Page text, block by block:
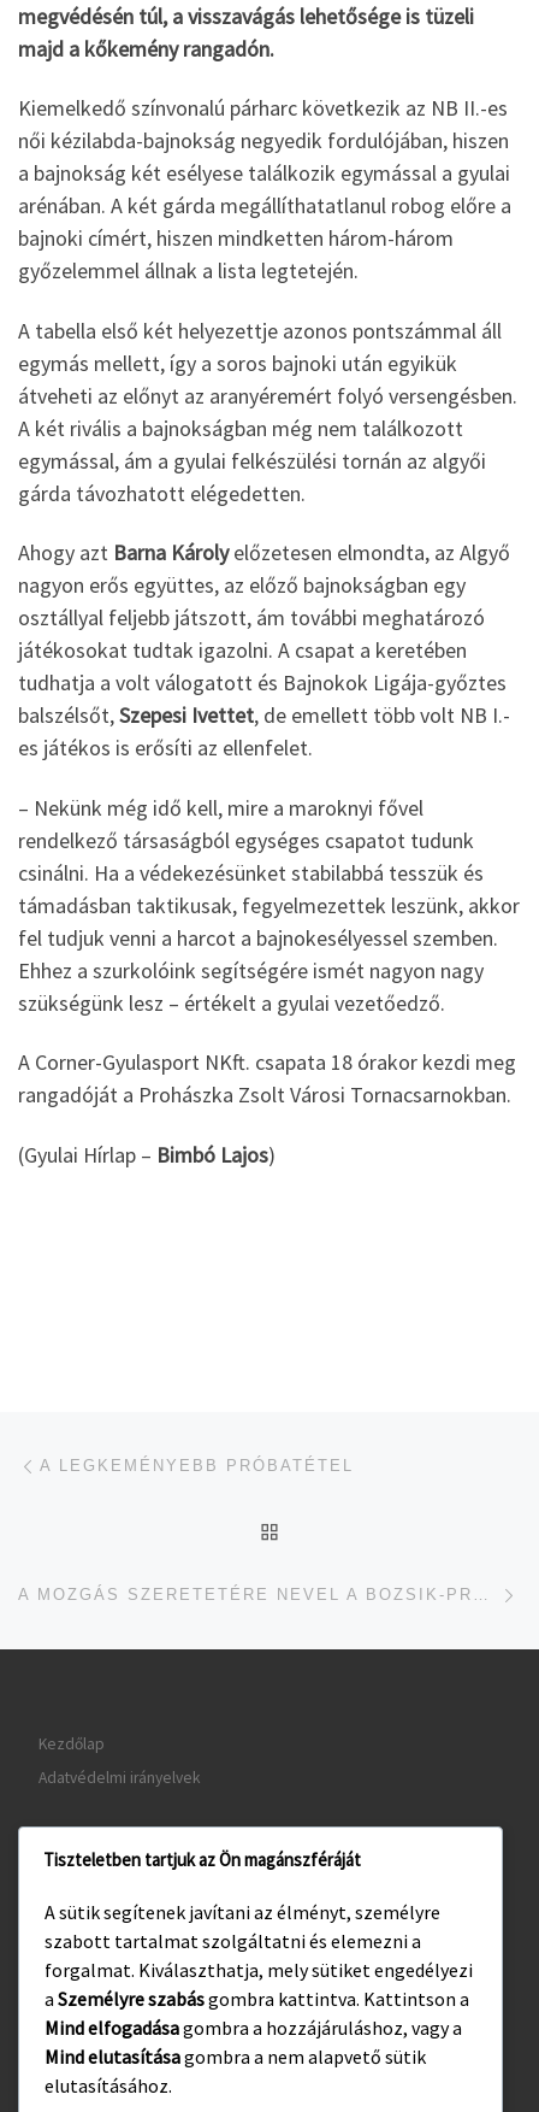
megvédésén túl, a visszavágás lehetősége is tüzeli
majd a kőkemény rangadón.
Kiemelkedő színvonalú párharc következik az NB II.-es
női kézilabda-bajnokság negyedik fordulójában, hiszen
a bajnokság két esélyese találkozik egymással a gyulai
arénában. A két gárda megállíthatatlanul robog előre a
bajnoki címért, hiszen mindketten három-három
győzelemmel állnak a lista legtetején.
A tabella első két helyezettje azonos pontszámmal áll
egymás mellett, így a soros bajnoki után egyikük
átveheti az előnyt az aranyéremért folyó versengésben.
A két rivális a bajnokságban még nem találkozott
egymással, ám a gyulai felkészülési tornán az algyői
gárda távozhatott elégedetten.
Ahogy azt Barna Károlyelőzetesen elmondta, az Algyő
nagyon erős együttes, az előző bajnokságban egy
osztállyal feljebb játszott, ám további meghatározó
játékosokat tudtak igazolni. A csapat a keretében
tudhatja a volt válogatott és Bajnokok Ligája-győztes
balszélsőt,Szepesi Ivettet, de emellett több volt NB I.-
es játékos is erősíti az ellenfelet.
– Nekünk még idő kell, mire a maroknyi fővel
rendelkező társaságból egységes csapatot tudunk
csinálni. Ha a védekezésünket stabilabbá tesszük és
támadásban taktikusak, fegyelmezettek leszünk, akkor
fel tudjuk venni a harcot a bajnokesélyessel szemben.
Ehhez a szurkolóink segítségére ismét nagyon nagy
szükségünk lesz – értékelt a gyulai vezetőedző.
A Corner-Gyulasport NKft. csapata 18 órakor kezdi meg
rangadóját a Prohászka Zsolt Városi Tornacsarnokban.
(Gyulai Hírlap – Bimbó Lajos)
Navigálás a bejegyzések között
A LEGKEMÉNYEBB PRÓBATÉTEL
A MOZGÁS SZERETETÉRE NEVEL A BOZSIK-PROGRAM
Kezdőlap
Adatvédelmi irányelvek
www.visitgyula.com
www.gyulakult.hu
Facebook Instagram
Tiszteletben tartjuk az Ön magánszféráját
A sütik segítenek javítani az élményt, személyre
szabott tartalmat szolgáltatni és elemezni a
forgalmat. Kiválaszthatja, mely sütiket engedélyezi
a Személyre szabásgombra kattintva. Kattintson a
Mind elfogadásagombra a hozzájáruláshoz, vagy a
Mind elutasításagombra a nem alapvető sütik
elutasításához.